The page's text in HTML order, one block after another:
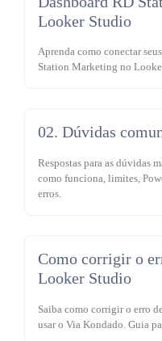
Looker Studio
Aprenda como conectar
Station Marketing no
02. Dúvidas
Respostas para as dúvidas
como funciona, limites,
erros.
Como corrigir o
Looker Studio
Saiba como corrigir o erro
usar o Via Kondado. Guia